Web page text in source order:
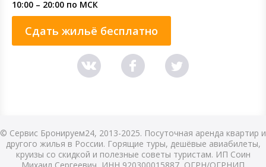
10:00 – 20:00 по МСК
Сдать жильё бесплатно
© Сервис Бронируем24, 2013-2025. Посуточная аренда квартир и
другого жилья в России. Горящие туры, дешёвые авиабилеты,
круизы со скидкой и полезные советы туристам. ИП Соин